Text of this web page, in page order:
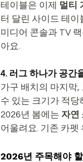
테이블은 이제
멀티
터 달린 사이드 테
미디어 콘솔과 TV
아요.
4. 러그 하나가 공간
가구 배치의 마지막,
수 있는 크기가 적당
2026년 봄에는 자연
어울려요. 기존 카펫
2026년 주목해야